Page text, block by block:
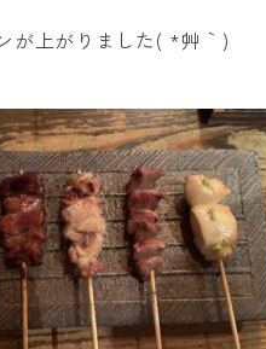
が上がりました( *´艸｀)